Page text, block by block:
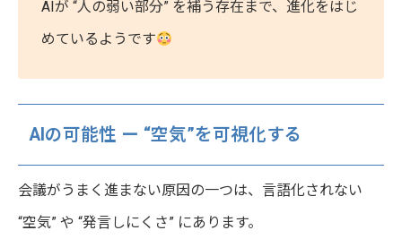
AIが “人の弱い部分” を補う存在まで、進化をはじ
めているようです
AIの可能性 ー “空気”を可視化する
会議がうまく進まない原因の一つは、言語化されない
“空気” や “発言しにくさ” にあります。